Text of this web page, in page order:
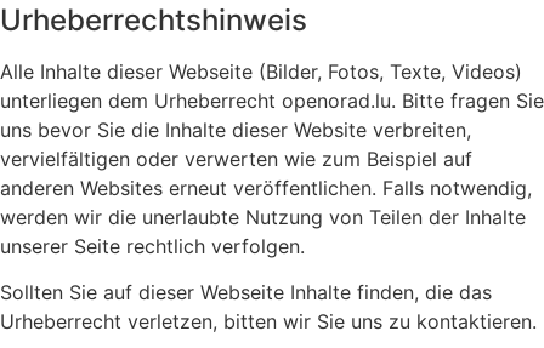
Urheberrechtshinweis
Alle Inhalte dieser Webseite (Bilder, Fotos, Texte, Videos)
unterliegen dem Urheberrecht openorad.lu. Bitte fragen Sie
uns bevor Sie die Inhalte dieser Website verbreiten,
vervielfältigen oder verwerten wie zum Beispiel auf
anderen Websites erneut veröffentlichen. Falls notwendig,
werden wir die unerlaubte Nutzung von Teilen der Inhalte
unserer Seite rechtlich verfolgen.
Sollten Sie auf dieser Webseite Inhalte finden, die das
Urheberrecht verletzen, bitten wir Sie uns zu kontaktieren.